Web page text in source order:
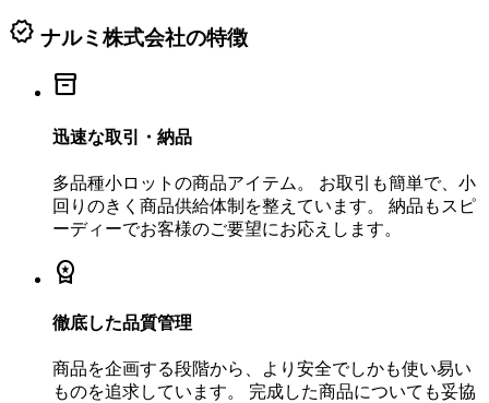
verified ナルミ株式会社の特徴
inventory_2
迅速な取引・納品
多品種小ロットの商品アイテム。 お取引も簡単で、小
回りのきく商品供給体制を整えています。 納品もスピ
ーディーでお客様のご要望にお応えします。
workspace_premium
徹底した品質管理
商品を企画する段階から、より安全でしかも使い易い
ものを追求しています。 完成した商品についても妥協